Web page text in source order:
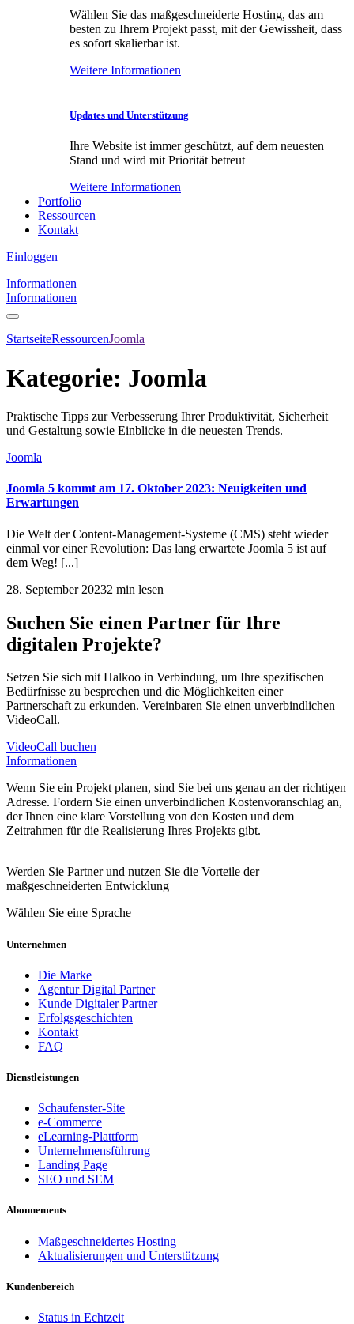
Wählen Sie das maßgeschneiderte Hosting, das am
besten zu Ihrem Projekt passt, mit der Gewissheit, dass
es sofort skalierbar ist.
Weitere Informationen
Updates und Unterstützung
Ihre Website ist immer geschützt, auf dem neuesten
Stand und wird mit Priorität betreut
Weitere Informationen
Portfolio
Ressourcen
Kontakt
Einloggen
Informationen
Informationen
StartseiteRessourcenJoomla
Kategorie: Joomla
Praktische Tipps zur Verbesserung Ihrer Produktivität, Sicherheit
und Gestaltung sowie Einblicke in die neuesten Trends.
Joomla
Joomla 5 kommt am 17. Oktober 2023: Neuigkeiten und
Erwartungen
Die Welt der Content-Management-Systeme (CMS) steht wieder
einmal vor einer Revolution: Das lang erwartete Joomla 5 ist auf
dem Weg! [...]
28. September 20232 min lesen
Suchen Sie einen Partner für Ihre
digitalen Projekte?
Setzen Sie sich mit Halkoo in Verbindung, um Ihre spezifischen
Bedürfnisse zu besprechen und die Möglichkeiten einer
Partnerschaft zu erkunden. Vereinbaren Sie einen unverbindlichen
VideoCall.
VideoCall buchen
Informationen
Wenn Sie ein Projekt planen, sind Sie bei uns genau an der richtigen
Adresse. Fordern Sie einen unverbindlichen Kostenvoranschlag an,
der Ihnen eine klare Vorstellung von den Kosten und dem
Zeitrahmen für die Realisierung Ihres Projekts gibt.
Werden Sie Partner und nutzen Sie die Vorteile der
maßgeschneiderten Entwicklung
Wählen Sie eine Sprache
Unternehmen
Die Marke
Agentur Digital Partner
Kunde Digitaler Partner
Erfolgsgeschichten
Kontakt
FAQ
Dienstleistungen
Schaufenster-Site
e-Commerce
eLearning-Plattform
Unternehmensführung
Landing Page
SEO und SEM
Abonnements
Maßgeschneidertes Hosting
Aktualisierungen und Unterstützung
Kundenbereich
Status in Echtzeit